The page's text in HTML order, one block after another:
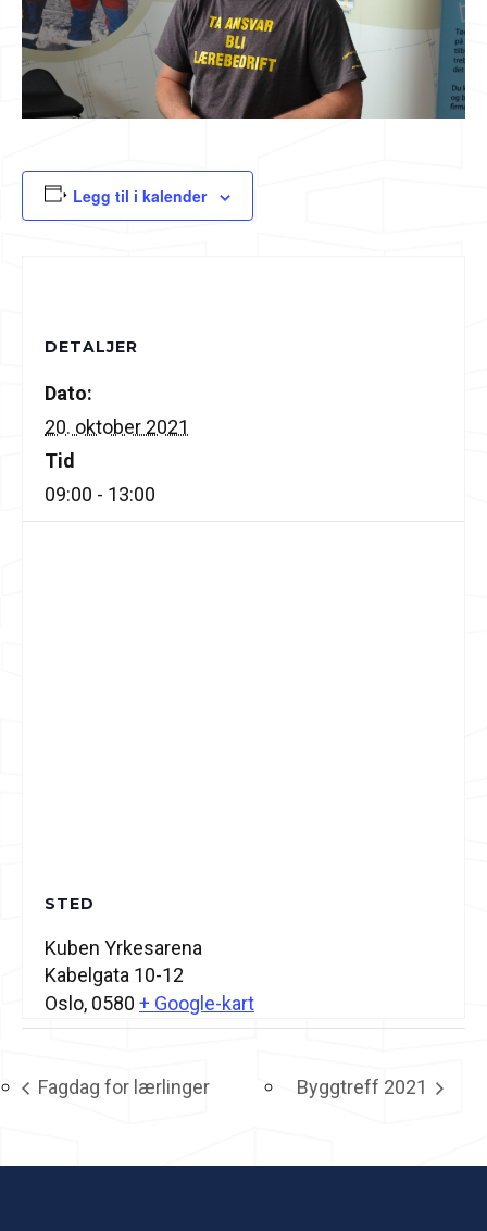
Legg til i kalender
DETALJER
Dato:
20. oktober 2021
Tid
09:00 - 13:00
STED
Kuben Yrkesarena
Kabelgata 10-12
Oslo, 0580 + Google-kart
Fagdag for lærlinger Byggtreff 2021